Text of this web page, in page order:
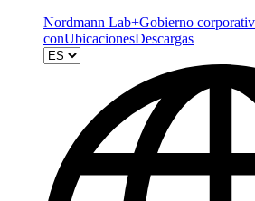
Nordmann Lab+Gobierno
conUbicacionesDescargas